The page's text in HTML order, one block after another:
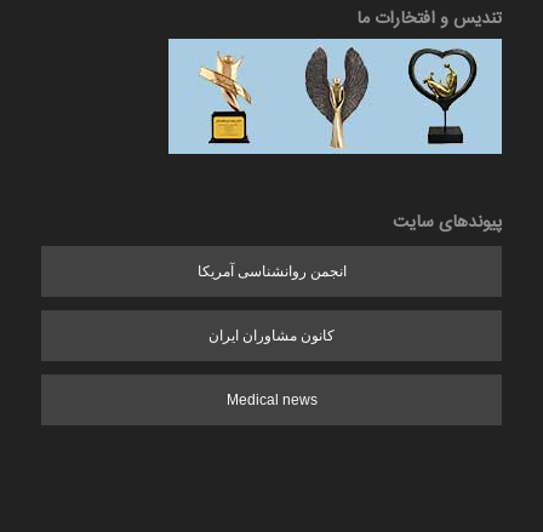
تندیس و افتخارات ما
پیوندهای سایت
انجمن روانشناسی آمریکا
کانون مشاوران ایران
Medical news